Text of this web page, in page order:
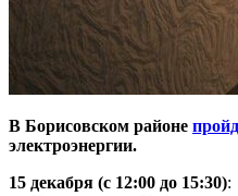
В Борисовском районе
электроэнергии.
15 декабря (с 12:00 до 15:30):